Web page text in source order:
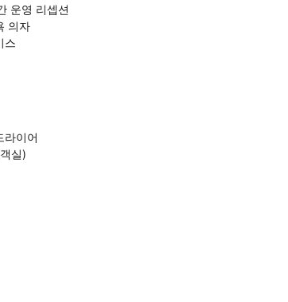
운영 리셉션
의자
스
라이어
실)